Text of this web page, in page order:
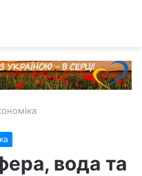
вода та